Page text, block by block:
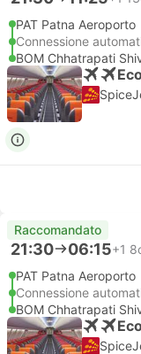
PAT Patna Aeroporto
Connessione
BOM Chhatrapati
Raccomandato
21:30 06:15+1
PAT Patna Aeroporto
Connessione
BOM Chhatrapati